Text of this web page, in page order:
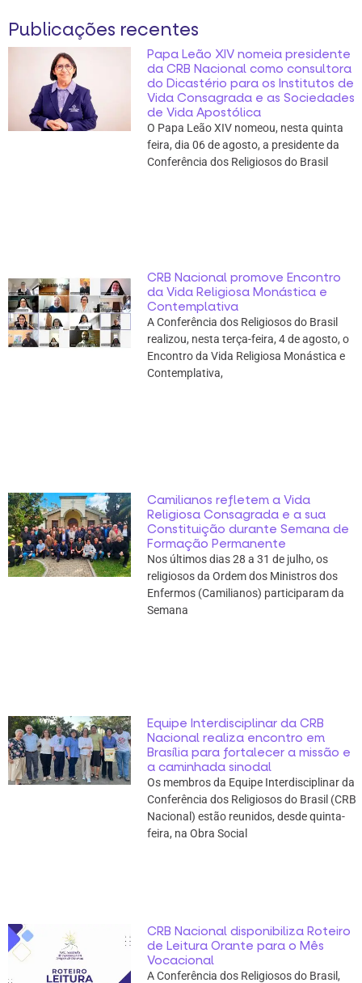
Publicações recentes
Papa Leão XIV nomeia presidente
da CRB Nacional como consultora
do Dicastério para os Institutos de
Vida Consagrada e as Sociedades
de Vida Apostólica
O Papa Leão XIV nomeou, nesta quinta
feira, dia 06 de agosto, a presidente da
Conferência dos Religiosos do Brasil
CRB Nacional promove Encontro
da Vida Religiosa Monástica e
Contemplativa
A Conferência dos Religiosos do Brasil
realizou, nesta terça-feira, 4 de agosto, o
Encontro da Vida Religiosa Monástica e
Contemplativa,
Camilianos refletem a Vida
Religiosa Consagrada e a sua
Constituição durante Semana de
Formação Permanente
Nos últimos dias 28 a 31 de julho, os
religiosos da Ordem dos Ministros dos
Enfermos (Camilianos) participaram da
Semana
Equipe Interdisciplinar da CRB
Nacional realiza encontro em
Brasília para fortalecer a missão e
a caminhada sinodal
Os membros da Equipe Interdisciplinar da
Conferência dos Religiosos do Brasil (CRB
Nacional) estão reunidos, desde quinta-
feira, na Obra Social
CRB Nacional disponibiliza Roteiro
de Leitura Orante para o Mês
Vocacional
A Conferência dos Religiosos do Brasil,